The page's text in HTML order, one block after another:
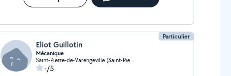
Particulier
Eliot Guillotin
Mécanique
Saint-Pierre-de-Varengeville (Saint-Pierre-de-Varengeville)
-/5